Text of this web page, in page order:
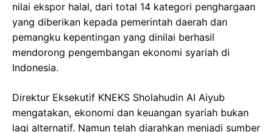
nilai ekspor halal, dari total 14 kategori penghargaan
yang diberikan kepada pemerintah daerah dan
pemangku kepentingan yang dinilai berhasil
mendorong pengembangan ekonomi syariah di
Indonesia.
Direktur Eksekutif KNEKS Sholahudin Al Aiyub
mengatakan, ekonomi dan keuangan syariah bukan
lagi alternatif. Namun telah diarahkan menjadi sumber